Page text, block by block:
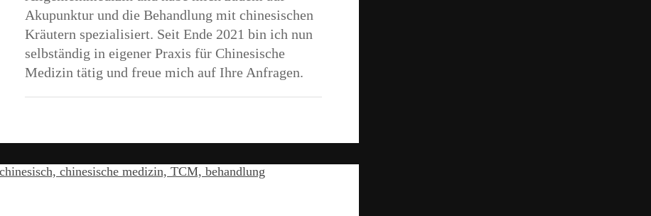
Akupunktur und die Behandlung mit chinesischen
Kräutern spezialisiert. Seit Ende 2021 bin ich nun
selbständig in eigener Praxis für Chinesische
Medizin tätig und freue mich auf Ihre Anfragen.